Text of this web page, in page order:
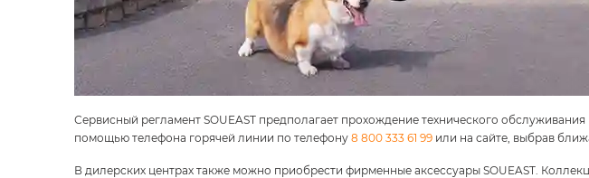
Сервисный регламент SOUEAST предполагает прохождение технического
помощью телефона горячей линии по телефону8 800 333 61 99 или на сайте, выбрав
В дилерских центрах также можно приобрести фирменные аксессуары SOUEAST.